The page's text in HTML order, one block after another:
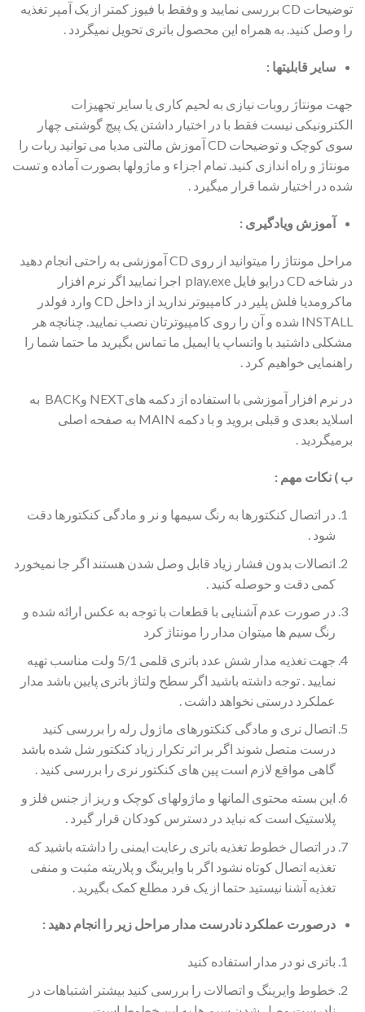
توضیحات CD بررسی نمایید و وفقط با فیوز کمتر از یک آمپر تغذیه
را وصل کنید. به همراه این محصول باتری تحویل نمیگردد .
سایر قابلیتها :
جهت مونتاژ روبات نیازی به لحیم کاری یا سایر تجهیزات
الکترونیکی نیست فقط با در اختیار داشتن یک پیچ گوشتی چهار
سوی کوچک و توضیحات CD آموزش مالتی مدیا می توانید ربات را
مونتاژ و راه اندازی کنید. تمام اجزاء و ماژولها بصورت آماده و تست
شده در اختیار شما قرار میگیرد .
آموزش ویادگیری :
مراحل مونتاژ را میتوانید از روی CD آموزشی به راحتی انجام دهید
در شاخه CD درایو فایل play.exe اجرا نمایید اگر نرم افزار
ماکرومدیا فلش پلیر در کامپیوتر ندارید از داخل CD وارد فولدر
INSTALL شده و آن را روی کامپیوترتان نصب نمایید. چنانچه هر
مشکلی داشتید با واتساپ یا ایمیل ما تماس بگیرید ما حتما شما را
راهنمایی خواهیم کرد .
در نرم افزار آموزشی با استفاده از دکمه هایNEXT وBACK به
اسلاید بعدی و قبلی بروید و با دکمه MAIN به صفحه اصلی
برمیگردید .
ب ) نکات مهم :
در اتصال کنکتورها به رنگ سیمها و نر و مادگی کنکتورها دقت
شود .
اتصالات بدون فشار زیاد قابل وصل شدن هستند اگر جا نمیخورد
کمی دقت و حوصله کنید .
در صورت عدم آشنایی با قطعات با توجه به عکس ارائه شده و
رنگ سیم ها میتوان مدار را مونتاژ کرد
جهت تغذیه مدار شش عدد باتری قلمی 5/1 ولت مناسب تهیه
نمایید . توجه داشته باشید اگر سطح ولتاژ باتری پایین باشد مدار
عملکرد درستی نخواهد داشت .
اتصال نری و مادگی کنکتورهای ماژول رله را بررسی کنید
درست متصل شوند اگر بر اثر تکرار زیاد کنکتور شل شده باشد
گاهی مواقع لازم است پین های کنکتور نری را بررسی کنید .
این بسته محتوی المانها و ماژولهای کوچک و ریز از جنس فلز و
پلاستیک است که نباید در دسترس کودکان قرار گیرد .
در اتصال خطوط تغذیه باتری رعایت ایمنی را داشته باشید که
تغذیه اتصال کوتاه نشود اگر با وایرینگ و پلاریته مثبت و منفی
تغذیه آشنا نیستید حتما از یک فرد مطلع کمک بگیرید .
درصورت عملکرد نادرست مدار مراحل زیر را انجام دهید :
باتری نو در مدار استفاده کنید
خطوط وایرینگ و اتصالات را بررسی کنید بیشتر اشتباهات در